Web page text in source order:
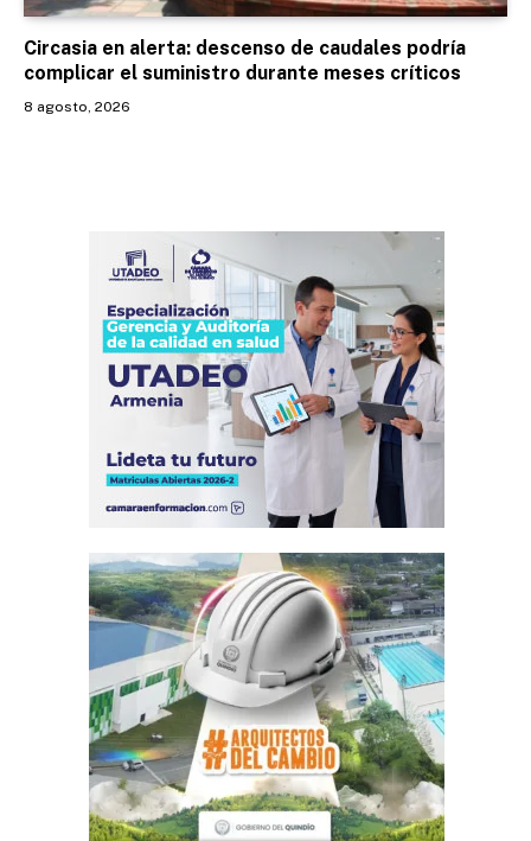
Circasia en alerta: descenso de caudales podría
complicar el suministro durante meses críticos
8 agosto, 2026